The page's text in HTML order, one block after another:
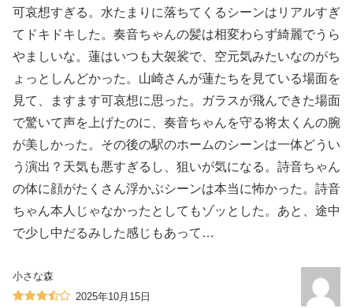
可哀想すぎる。水たまりに落ちてくるシーンはリアルすぎ
てドキドキした。奏音ちゃんの髪は相変わらず綺麗でうら
やましいな。蓮はいつも大袈裟で、空元気みたいなのがち
ょっとしんどかった。山崎さんが蓮たちを見ている場面を
見て、ますます可哀想に思った。ガラスが飛んできた場面
で驚いて声を上げたのに、奏音ちゃんを守る将太くんの腕
が美しかった。その後の駅のホームのシーンは一体どうい
う演出？天気も悪すぎるし、狙いが気になる。詩音ちゃん
の体に顔がたくさん浮かぶシーンは本当に怖かった。詩音
ちゃん本人じゃなかったとしてもゾッとした。あと、途中
で少し中だるみした感じもあって…
小さな森
2025年10月15日